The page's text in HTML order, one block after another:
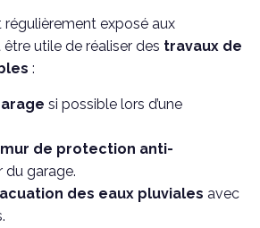
exposé aux
utile de réaliser des travaux de
:
si possible lors d’une
de protection anti-
du garage.
des eaux pluviales avec